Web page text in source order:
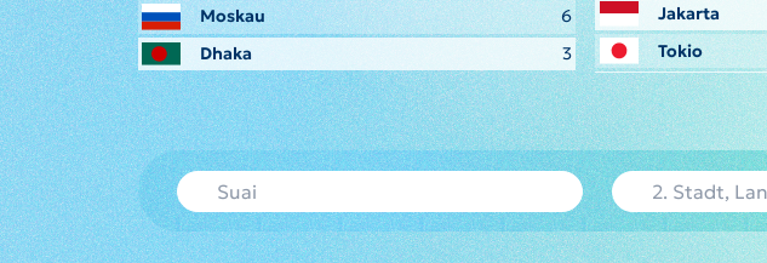
Moskau
6
Dhaka
3
Jakarta
Tokio